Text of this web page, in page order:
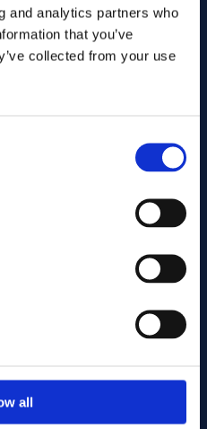
and analytics partners who
that you’ve
collected from your use
all